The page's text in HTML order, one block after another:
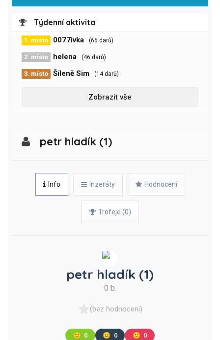
Týdenní aktivita
1. místo 0077ivka (66 darů)
2. místo helena (46 darů)
3. místo Šíleně Sim (14 darů)
Zobrazit vše
petr hladík (1)
Info Inzeráty Hodnocení
Trofeje (0)
petr hladík (1)
0 b.
(bez hodnocení)
🙂 0 😐 0 🙁 0